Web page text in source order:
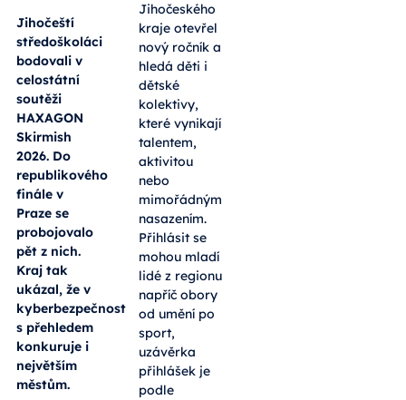
Jihočeští
středoškoláci
bodovali v
celostátní
soutěži
HAXAGON
Skirmish
2026. Do
republikového
finále v
Praze se
probojovalo
pět z nich.
Kraj tak
ukázal, že v
kyberbezpečnosti
s přehledem
konkuruje i
největším
městům.
Jihočeského
kraje otevřel
nový ročník a
hledá děti i
dětské
kolektivy,
které vynikají
talentem,
aktivitou
nebo
mimořádným
nasazením.
Přihlásit se
mohou mladí
lidé z regionu
napříč obory
od umění po
sport,
uzávěrka
přihlášek je
podle